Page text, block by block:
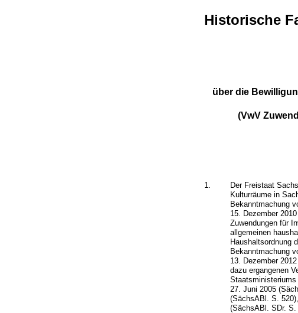
Historische
über die
(VwV
1.
Der Freistaat
Kulturräume in
Bekanntmachung
15. Dezember
Zuwendungen für
allgemeinen
Haushaltsordnung
Bekanntmachung
13. Dezember
dazu ergangenen
27. Juni 2005
(SächsABl. S.
(SächsABl. SDr. S.